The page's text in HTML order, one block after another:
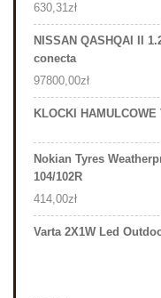
630,31zł
NISSAN QASHQAI II
conecta
97800,00zł
KLOCKI HAMULCOWE
Nokian Tyres
104/102R
414,00zł
Varta 2X1W Led